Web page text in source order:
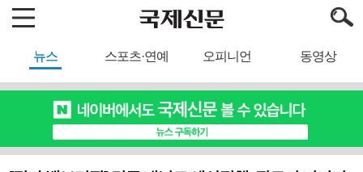
뉴스 스포츠·연예 오피니언 동영상